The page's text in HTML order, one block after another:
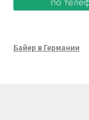
Байер в Германии